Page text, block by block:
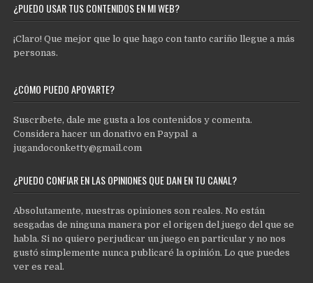
¿PUEDO USAR TUS CONTENIDOS EN MI WEB?
¡Claro! Que mejor que lo que hago con tanto cariño llegue a más
personas.
¿CÓMO PUEDO APOYARTE?
Suscríbete, dale me gusta a los contenidos y comenta.
Considera hacer un donativo en Paypal a
jugandoconketty@gmail.com
¿PUEDO CONFIAR EN LAS OPINIONES QUE DAN EN TU CANAL?
Absolutamente, nuestras opiniones son reales. No están
sesgadas de ninguna manera por el origen del juego del que se
habla. Si no quiero perjudicar un juego en particular y no nos
gustó simplemente nunca publicaré la opinión. Lo que puedes
ver es real.